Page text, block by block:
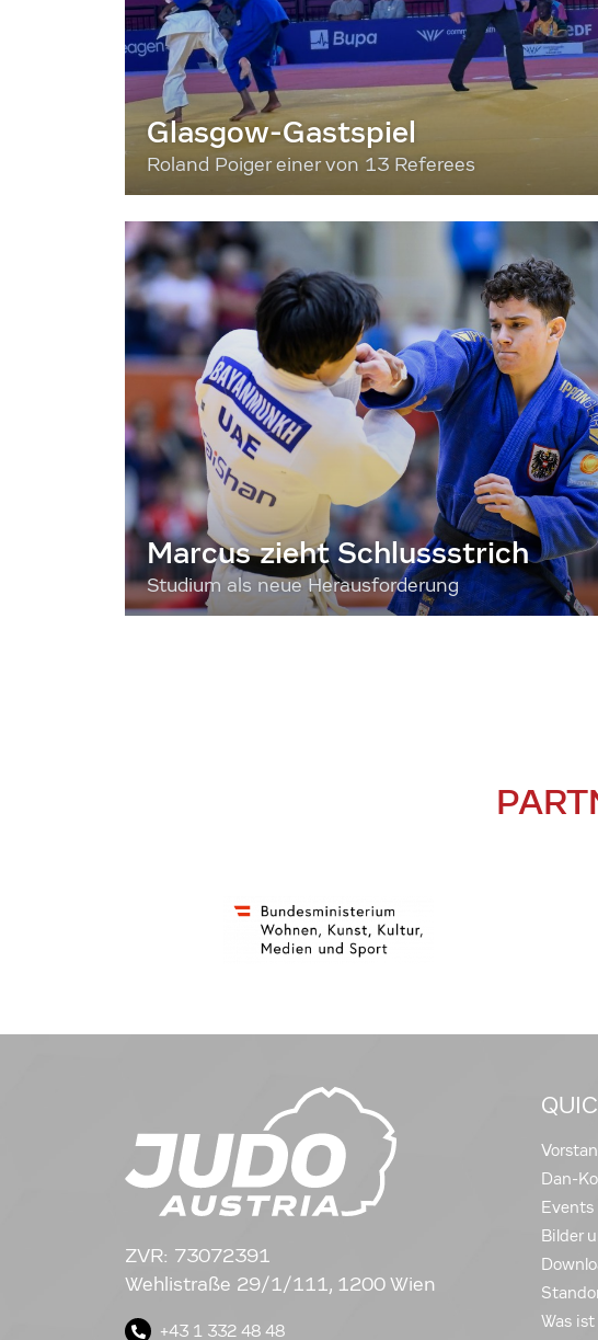
Glasgow-Gastspiel
Roland Poiger einer von 13 Referees
Marcus zieht Schlussstrich
Studium als neue Herausforderung
ZVR: 73072391
Wehlistraße 29/1/111, 1200 Wien
+43 1 332 48 48
Dan-
Events
Bilder
Was